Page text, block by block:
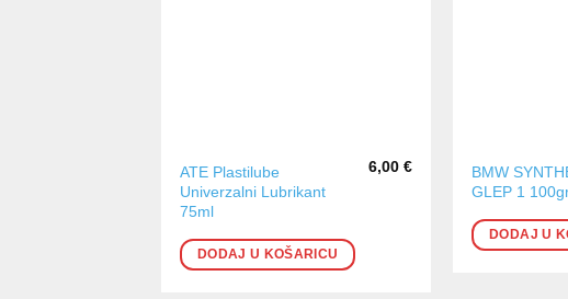
ATE Plastilube
Univerzalni Lubrikant
75ml
6,00€
DODAJ U KOŠARICU
BMW
GLEP 1
DODAJ U